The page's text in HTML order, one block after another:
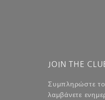
JOIN THE
Συμπληρώστε
λαμβάνετε